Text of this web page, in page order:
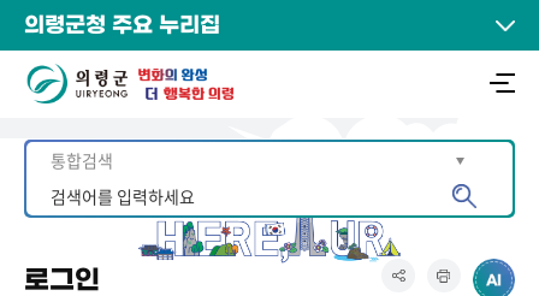
의령군청 주요 누리집
로그인